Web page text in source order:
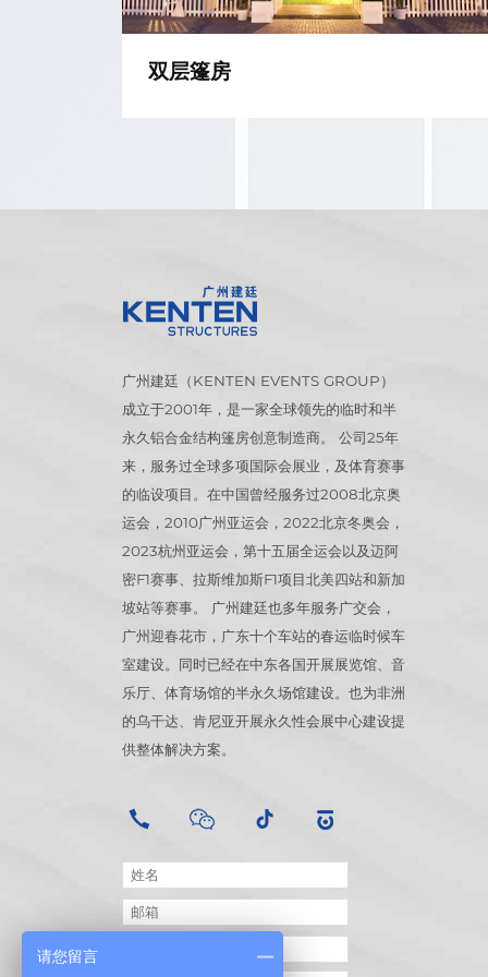
双层篷房
广州建廷（KENTEN EVENTS GROUP）
成立于2001年，是一家全球领先的临时和半
永久铝合金结构篷房创意制造商。 公司25年
来，服务过全球多项国际会展业，及体育赛事
的临设项目。在中国曾经服务过2008北京奥
运会，2010广州亚运会，2022北京冬奥会，
2023杭州亚运会，第十五届全运会以及迈阿
密F1赛事、拉斯维加斯F1项目北美四站和新加
坡站等赛事。 广州建廷也多年服务广交会，
广州迎春花市，广东十个车站的春运临时候车
室建设。同时已经在中东各国开展展览馆、音
乐厅、体育场馆的半永久场馆建设。也为非洲
的乌干达、肯尼亚开展永久性会展中心建设提
供整体解决方案。
请您留言